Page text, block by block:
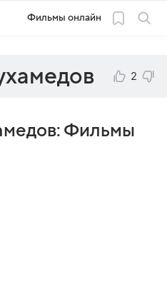
Фильмы онлайн
2
Фильмы